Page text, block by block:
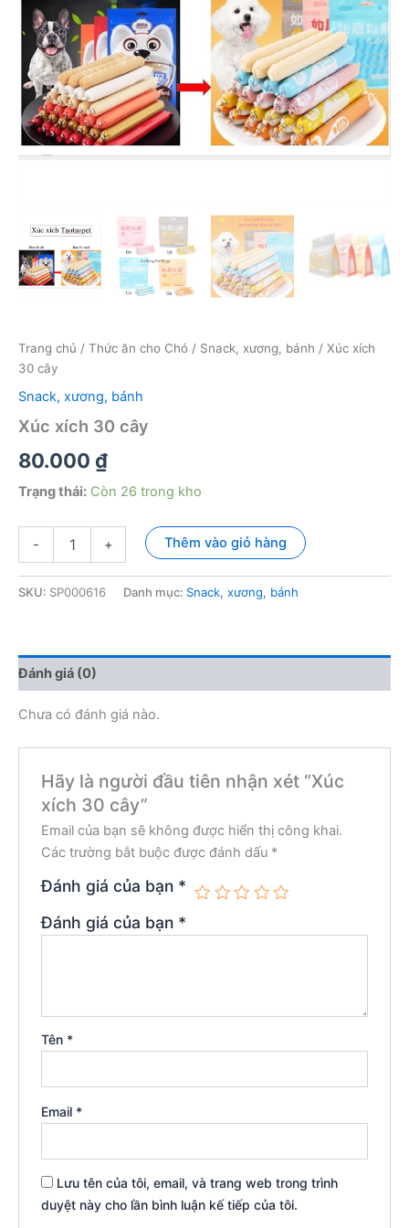
Trang chủ / Thức ăn cho Chó / Snack, xương, bánh / Xúc xích
30 cây
Snack, xương, bánh
Xúc xích 30 cây
80.000 ₫
Trạng thái: Còn 26 trong kho
-
cây
+ Thêm vào giỏ hàng
SKU: SP000616 Danh mục: Snack, xương, bánh
Đánh giá (0)
Chưa có đánh giá nào.
Hãy là người đầu tiên nhận xét “Xúc
xích 30 cây”
Email của bạn sẽ không được hiển thị công khai.
Các trường bắt buộc được đánh dấu *
Đánh giá của bạn *
Đánh giá của bạn *
Tên *
Email *
Lưu tên của tôi, email, và trang web trong trình
duyệt này cho lần bình luận kế tiếp của tôi.